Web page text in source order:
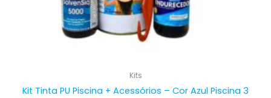
Kits
Kit Tinta PU Piscina + Acessórios – Cor Azul Piscina 3